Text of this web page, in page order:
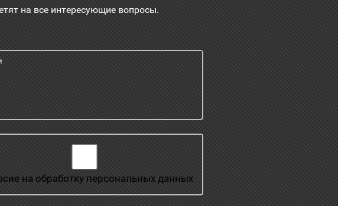
на все интересующие вопросы.
на обработку персональных данных